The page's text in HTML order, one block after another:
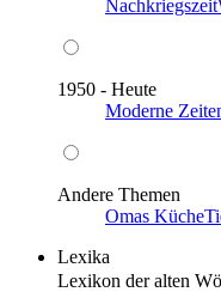
Nachkriegszeit
1950 - Heute
Moderne
Andere Themen
Omas Küche
Lexika
Lexikon der alten